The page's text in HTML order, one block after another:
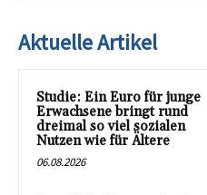
Aktuelle Artikel
Studie: Ein Euro für junge
Erwachsene bringt rund
dreimal so viel sozialen
Nutzen wie für Ältere
06.08.2026